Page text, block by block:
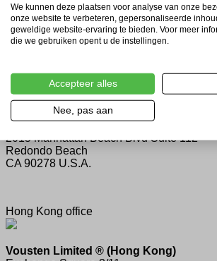
Vousten Fashion Nederland
Hoofdstraat 81
5481 AC Schijndel
The Netherlands
U.S.A. store
Vousten Fashion U.S.A.
2015 Manhattan Beach Blvd Suite 112
Redondo Beach
CA 90278 U.S.A.
Hong Kong office
Vousten Limited ® (Hong Kong)
We kunnen deze plaatsen voor analyse van onze
onze website te verbeteren, gepersonaliseerde
geweldige website-ervaring te bieden. Voor meer
die we gebruiken opent u de instellingen.
Accepteer alles
Nee, pas aan